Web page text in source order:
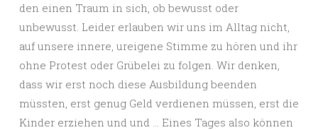
den einen Traum in sich, ob bewusst oder
unbewusst. Leider erlauben wir uns im Alltag nicht,
auf unsere innere, ureigene Stimme zu hören und ihr
ohne Protest oder Grübelei zu folgen. Wir denken,
dass wir erst noch diese Ausbildung beenden
müssten, erst genug Geld verdienen müssen, erst die
Kinder erziehen und und … Eines Tages also können